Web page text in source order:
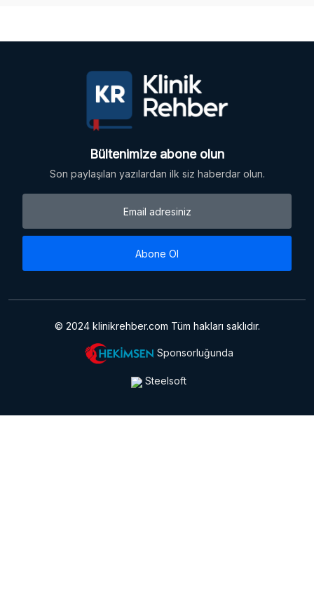
Bültenimize abone olun
Son paylaşılan yazılardan ilk siz haberdar olun.
Abone Ol
© 2024 klinikrehber.com Tüm hakları saklıdır.
Sponsorluğunda
Steelsoft